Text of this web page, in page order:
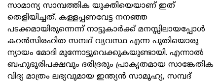
സാമാന്യ സാമ്പത്തിക യുക്തിയെയാണ് ഇത്
തെളിയിച്ചത്. കള്ളപ്പണവേട്ട നനഞ്ഞ
പടക്കമായിരുന്നെന്ന് നാട്ടുകാർക്ക് മനസ്സിലായപ്പോൾ
കറൻസിരഹിത സമ്പദ് വ്യവസ്ഥ എന്ന പുതിയൊരു
ന്യായം മോദി മുന്നോട്ടുവെക്കുകയുണ്ടായി. എന്നാൽ
ബഹുഭൂരിപക്ഷവും ദരിദ്രരും പ്രാകൃതമായ സാങ്കേതിക
വിദ്യ മാത്രം ലഭ്യവുമായ ഇന്ത്യൻ സാമൂഹ്യ, സമ്പദ്